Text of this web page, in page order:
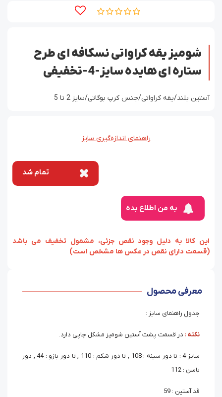
شومیز یقه کراواتی نسکافه ای طرح
ستاره ای هایده سایز-4-تخفیفی
آستین بلند/یقه کراواتی/جنس کرپ بوگاتی/سایز 2 تا 5
راهنمای اندازه‌گیری سایز
تمام شد
به من اطلاع بده
‏‫این کالا به دلیل وجود نقص جزئی، مشمول تخفیف می باشد
(قسمت دارای نقص در عکس ها مشخص است)
معرفی محصول
جدول راهنمای سایز :
نکته : در قسمت پشت آستین شومیز مشکل چاپی دارد.
سایز 4 : تا دور سینه : 108 , تا دور شکم : 110 , تا دور بازو : 44 , دور
باسن : 112
قد آستین : 59